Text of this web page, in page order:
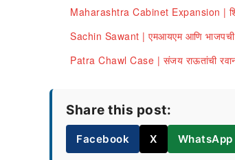
Maharashtra Cabinet Expansion | शिंदे
Sachin Sawant | एमआयएम आणि भाजपची
Patra Chawl Case | संजय राऊतांची
Share this post:
Facebook X WhatsApp